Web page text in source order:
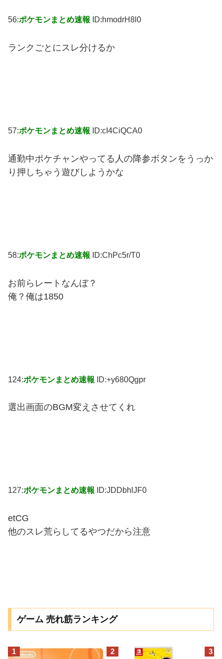
56:ポケモンまとめ速報 ID:hmodrH8l0
ランクごとにスレ分けるか
57:ポケモンまとめ速報 ID:cI4CiQCA0
通勤中ポケチャンやってる人の降参ボタンをうっか
り押しちゃう遊びしようかな
58:ポケモンまとめ速報 ID:ChPc5r/T0
お前らレートなんぼ？
俺？俺は1850
124:ポケモンまとめ速報 ID:+y680Qgpr
選出画面のBGM変えさせてくれ
127:ポケモンまとめ速報 ID:JDDbhlJF0
etCG
他のスレ荒らしてるやつだから注意
ゲーム 売れ筋ランキング
1 2 3